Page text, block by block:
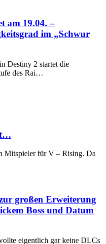
am 19.04. –
im „Schwur
Destiny 2 startet die
des Rai…
Mitspieler für V – Rising. Da
großen Erweiterung
Boss und Datum
eigentlich gar keine DLCs